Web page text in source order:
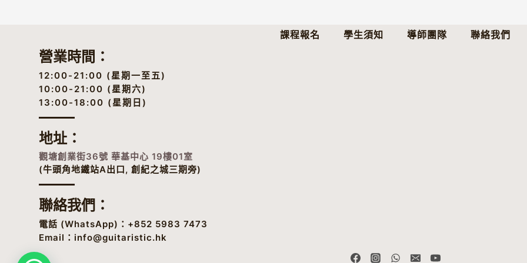
課程報名
學生須知 導師團隊 聯絡我們
營業時間：
12:00-21:00 (星期一至五)
10:00-21:00 (星期六)
13:00-18:00 (星期日)
地址：
觀塘創業街36號 華基中心 19樓01室
(牛頭角地鐵站A出口, 創紀之城三期旁)
聯絡我們：
電話 (WhatsApp)：+852 5983 7473
Email： info@guitaristic.hk